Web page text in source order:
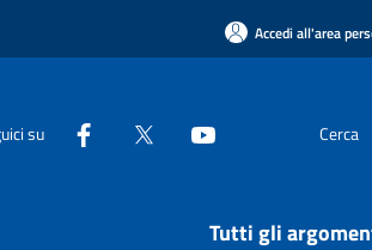
Accedi all'area
su Cerca
Tutti gli